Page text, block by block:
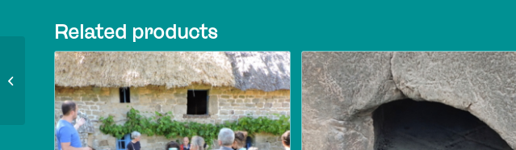
Related products
Atelier pressage de
pommes le 27 /10